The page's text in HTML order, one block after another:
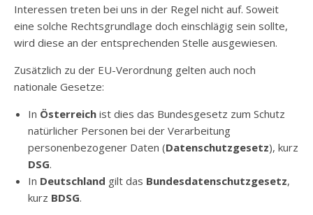
Interessen treten bei uns in der Regel nicht auf. Soweit
eine solche Rechtsgrundlage doch einschlägig sein sollte,
wird diese an der entsprechenden Stelle ausgewiesen.
Zusätzlich zu der EU-Verordnung gelten auch noch
nationale Gesetze:
In Österreich ist dies das Bundesgesetz zum Schutz
natürlicher Personen bei der Verarbeitung
personenbezogener Daten (Datenschutzgesetz), kurz
DSG.
In Deutschland gilt das Bundesdatenschutzgesetz,
kurz BDSG.